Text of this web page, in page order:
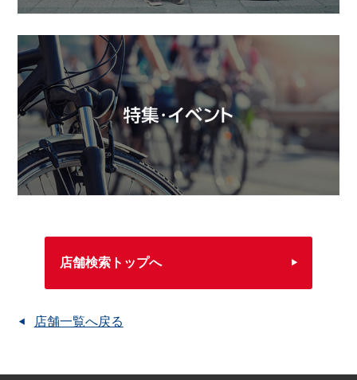
店舗検索トップへ
店舗一覧へ戻る